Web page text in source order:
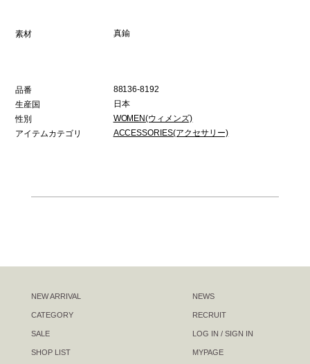
素材 真鍮
品番
88136-8192
生産国
日本
性別
WOMEN(ウィメンズ)
アイテムカテゴリ
ACCESSORIES(アクセサリー)
NEW ARRIVAL
CATEGORY
SALE
SHOP LIST
NEWS
RECRUIT
LOG IN / SIGN IN
MYPAGE